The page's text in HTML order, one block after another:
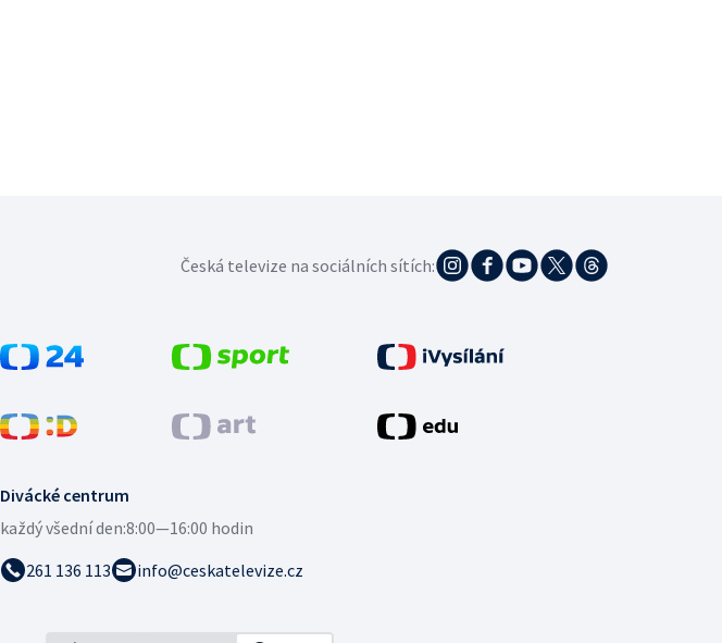
Divácké centrum
každý všední den:8:00—16:00 hodin
261 136 113
info@ceskatelevize.cz
Česká televize na sociálních sítích: